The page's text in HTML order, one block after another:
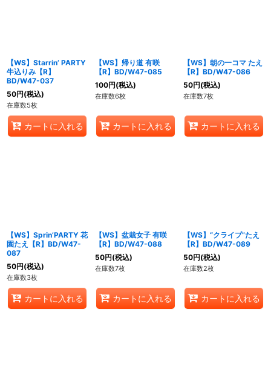
【WS】Starrin’ PARTY
牛込りみ【R】
BD/W47-037
50円(税込)
在庫数5枚
カートに入れる
【WS】帰り道 有咲
【R】BD/W47-085
100円(税込)
在庫数6枚
カートに入れる
【WS】朝の一コマ たえ
【R】BD/W47-086
50円(税込)
在庫数7枚
カートに入れる
【WS】Sprin’PARTY 花
園たえ【R】BD/W47-
087
50円(税込)
在庫数3枚
カートに入れる
【WS】盆栽女子 有咲
【R】BD/W47-088
50円(税込)
在庫数7枚
カートに入れる
【WS】“クライブ”たえ
【R】BD/W47-089
50円(税込)
在庫数2枚
カートに入れる